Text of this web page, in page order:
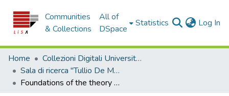
Communities
& Collections
All of
DSpace
Statistics Log In
Home
Collezioni Digitali Università della Calabria
Sala di ricerca "Tullio De Mauro"
Foundations of the theory of signs